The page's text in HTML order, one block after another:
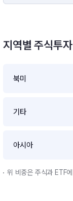
지역별 주식투
북미
기타
아시아
위 비중은 주식과 ETF